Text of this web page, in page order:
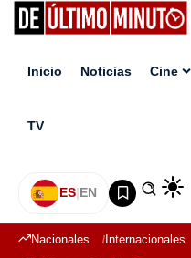
Inicio Noticias Cine
TV
ES|EN
Nacionales Internacionales